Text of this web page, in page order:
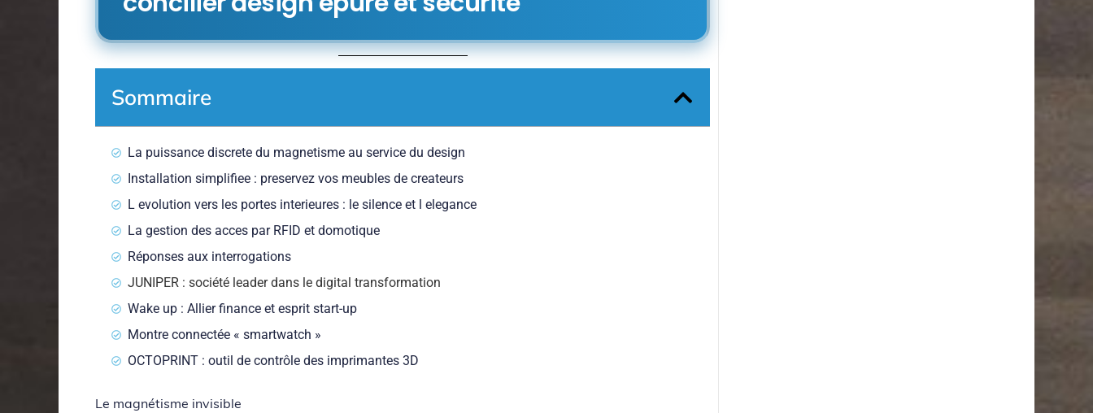
Sommaire
La puissance discrete du magnetisme au service du design
Installation simplifiee : preservez vos meubles de createurs
L evolution vers les portes interieures : le silence et l elegance
La gestion des acces par RFID et domotique
Réponses aux interrogations
JUNIPER : société leader dans le digital transformation
Wake up : Allier finance et esprit start-up
Montre connectée « smartwatch »
OCTOPRINT : outil de contrôle des imprimantes 3D
Le magnétisme invisible